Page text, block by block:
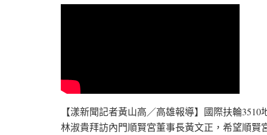
【漾新聞記者黃山高／高雄報導】國際扶輪
林淑貴拜訪內門順賢宮董事長黃文正，希望順